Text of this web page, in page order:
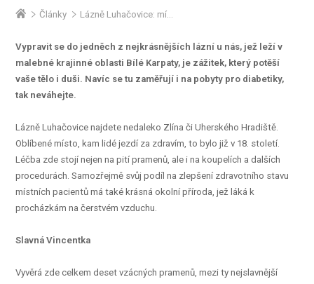
Články
Vypravit se do jedněch z nejkrásnějších lázní u nás, jež leží v
malebné krajinné oblasti Bílé Karpaty, je zážitek, který potěší
vaše tělo i duši. Navíc se tu zaměřují i na pobyty pro diabetiky,
tak neváhejte.
Lázně Luhačovice najdete nedaleko Zlína či Uherského Hradiště.
Oblíbené místo, kam lidé jezdí za zdravím, to bylo již v 18. století.
Léčba zde stojí nejen na pití pramenů, ale i na koupelích a dalších
procedurách. Samozřejmě svůj podíl na zlepšení zdravotního stavu
místních pacientů má také krásná okolní příroda, jež láká k
procházkám na čerstvém vzduchu.
Slavná Vincentka
Vyvěrá zde celkem deset vzácných pramenů, mezi ty nejslavnější